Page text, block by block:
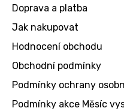
Doprava a platba
Jak nakupovat
Hodnocení obchodu
Obchodní podmínky
Podmínky ochrany
Podmínky akce Měsíc